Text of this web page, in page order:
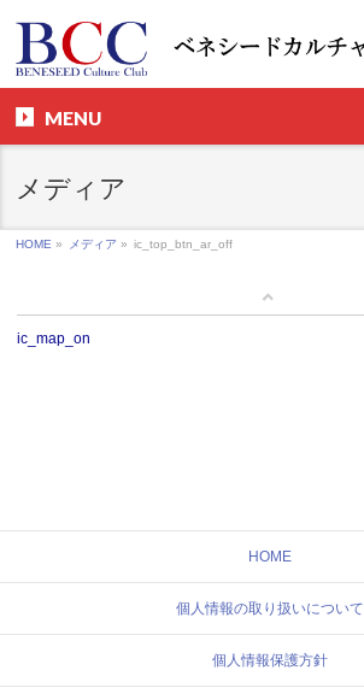
MENU
メディア
HOME » メディア » ic_top_btn_ar_off
ic_map_on
HOME
個人情報の取り扱いについて
個人情報保護方針